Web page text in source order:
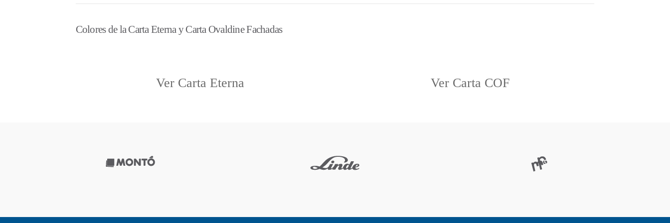
Colores de laCarta EternayCarta Ovaldine Fachadas
Ver Carta Eterna Ver Carta COF